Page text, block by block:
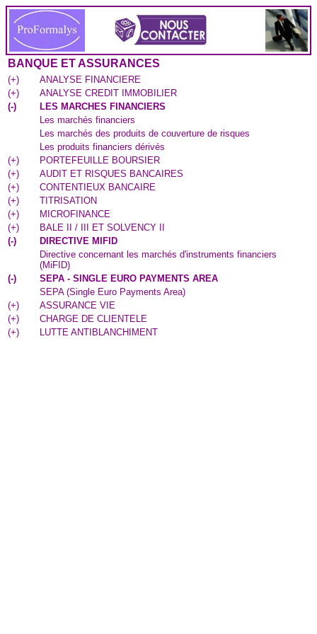
BANQUE ET ASSURANCES
(+)
ANALYSE FINANCIERE
(+)
ANALYSE CREDIT IMMOBILIER
(-)
LES MARCHES FINANCIERS
Les marchés financiers
Les marchés des produits de couverture de risques
Les produits financiers dérivés
(+)
PORTEFEUILLE BOURSIER
(+)
AUDIT ET RISQUES BANCAIRES
(+)
CONTENTIEUX BANCAIRE
(+)
TITRISATION
(+)
MICROFINANCE
(+)
BALE II / III ET SOLVENCY II
(-)
DIRECTIVE MIFID
Directive concernant les marchés d'instruments financiers
(MiFID)
(-)
SEPA - SINGLE EURO PAYMENTS AREA
SEPA (Single Euro Payments Area)
(+)
ASSURANCE VIE
(+)
CHARGE DE CLIENTELE
(+) LUTTE ANTIBLANCHIMENT